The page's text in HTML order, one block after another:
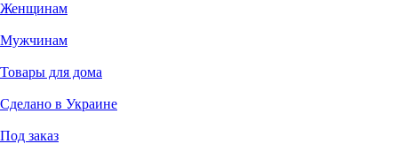
Женщинам
Мужчинам
Товары для дома
Сделано в Украине
Под заказ